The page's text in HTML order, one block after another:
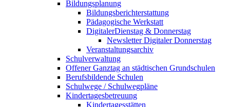
Bildungsplanung
Bildungsberichterstattung
Pädagogische Werkstatt
DigitalerDienstag & Donnerstag
Newsletter Digitaler Donnerstag
Veranstaltungsarchiv
Schulverwaltung
Offener Ganztag an städtischen Grundschulen
Berufsbildende Schulen
Schulwege / Schulwegpläne
Kindertagesbetreuung
Kindertagesstätten